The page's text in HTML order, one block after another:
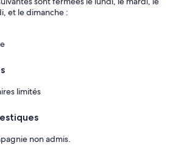
et le dimanche :
limités
non admis.